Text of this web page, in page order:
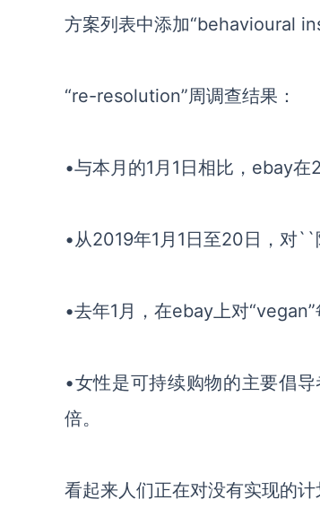
方案列表中添加“behavioural
“re-resolution”周调查结果：
•与本月的1月1日相比，ebay
•从2019年1月1日至20日，对
•去年1月，在ebay上对
•女性是可持续购物的主要倡
倍。
看起来人们正在对没有实现的